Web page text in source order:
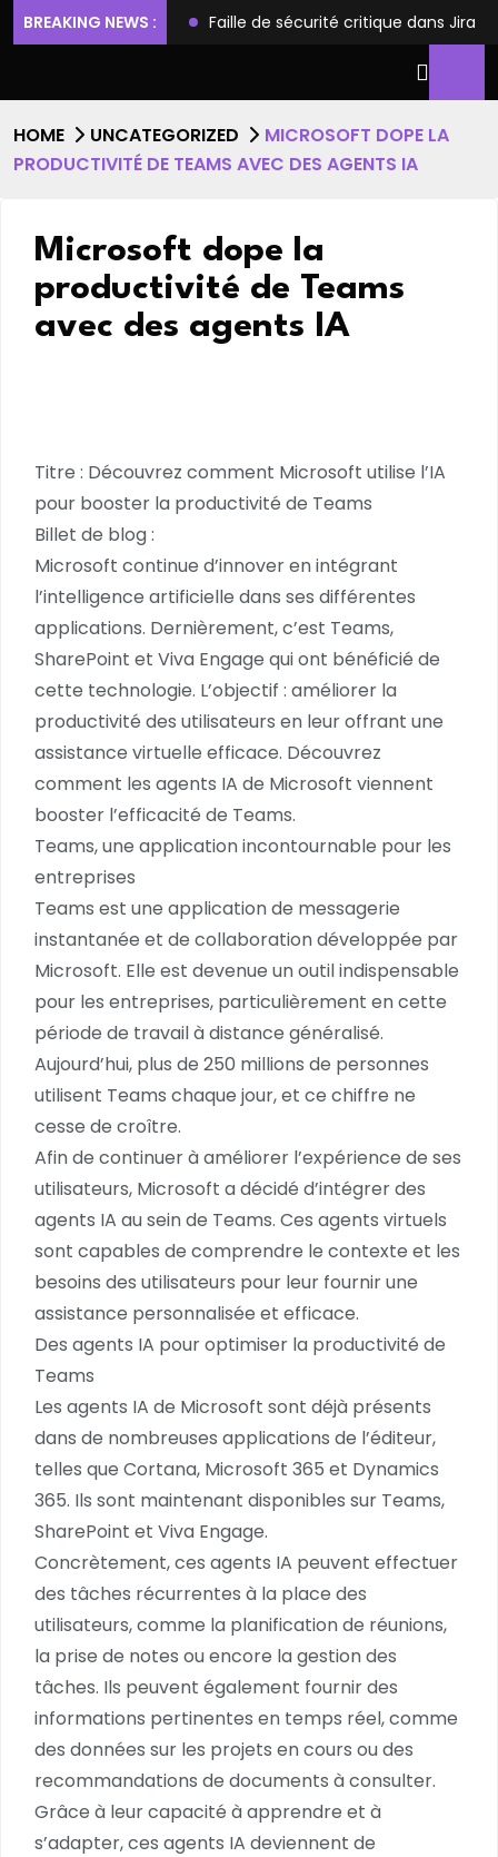
BREAKING NEWS :
et l’accès root Faille de sécurité critique dans Jira
HOME UNCATEGORIZED
MICROSOFT DOPE LA
PRODUCTIVITÉ DE TEAMS AVEC DES AGENTS IA
Microsoft dope la
productivité de Teams
avec des agents IA
Titre : Découvrez comment Microsoft utilise l’IA
pour booster la productivité de Teams
Billet de blog :
Microsoft continue d’innover en intégrant
l’intelligence artificielle dans ses différentes
applications. Dernièrement, c’est Teams,
SharePoint et Viva Engage qui ont bénéficié de
cette technologie. L’objectif : améliorer la
productivité des utilisateurs en leur offrant une
assistance virtuelle efficace. Découvrez
comment les agents IA de Microsoft viennent
booster l’efficacité de Teams.
Teams, une application incontournable pour les
entreprises
Teams est une application de messagerie
instantanée et de collaboration développée par
Microsoft. Elle est devenue un outil indispensable
pour les entreprises, particulièrement en cette
période de travail à distance généralisé.
Aujourd’hui, plus de 250 millions de personnes
utilisent Teams chaque jour, et ce chiffre ne
cesse de croître.
Afin de continuer à améliorer l’expérience de ses
utilisateurs, Microsoft a décidé d’intégrer des
agents IA au sein de Teams. Ces agents virtuels
sont capables de comprendre le contexte et les
besoins des utilisateurs pour leur fournir une
assistance personnalisée et efficace.
Des agents IA pour optimiser la productivité de
Teams
Les agents IA de Microsoft sont déjà présents
dans de nombreuses applications de l’éditeur,
telles que Cortana, Microsoft 365 et Dynamics
365. Ils sont maintenant disponibles sur Teams,
SharePoint et Viva Engage.
Concrètement, ces agents IA peuvent effectuer
des tâches récurrentes à la place des
utilisateurs, comme la planification de réunions,
la prise de notes ou encore la gestion des
tâches. Ils peuvent également fournir des
informations pertinentes en temps réel, comme
des données sur les projets en cours ou des
recommandations de documents à consulter.
Grâce à leur capacité à apprendre et à
s’adapter, ces agents IA deviennent de